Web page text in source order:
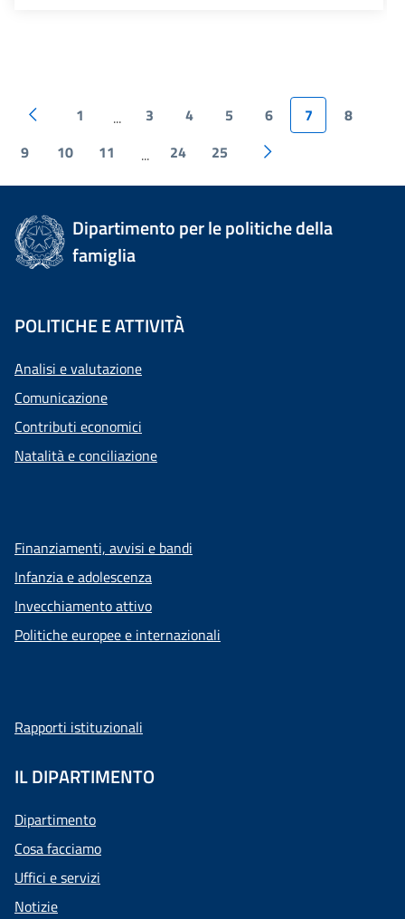
1 ... 3 4 5 6 7
8
9
10 11 ... 24 25
Dipartimento per le politiche della
famiglia
POLITICHE E ATTIVITÀ
Analisi e valutazione
Comunicazione
Contributi economici
Natalità e conciliazione
Finanziamenti, avvisi e bandi
Infanzia e adolescenza
Invecchiamento attivo
Politiche europee e internazionali
Rapporti istituzionali
IL DIPARTIMENTO
Dipartimento
Cosa facciamo
Uffici e servizi
Notizie